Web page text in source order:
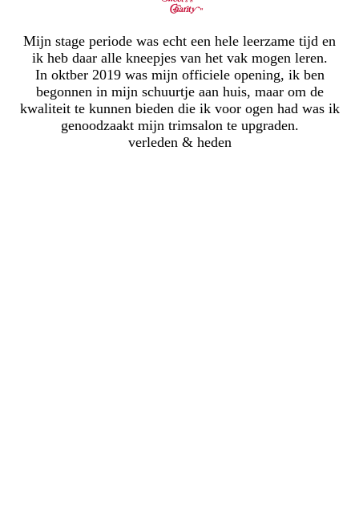
Mijn stage periode was echt een hele leerzame tijd en
ik heb daar alle kneepjes van het vak mogen leren.
In oktber 2019 was mijn officiele opening, ik ben
begonnen in mijn schuurtje aan huis, maar om de
kwaliteit te kunnen bieden die ik voor ogen had was ik
genoodzaakt mijn trimsalon te upgraden.
verleden & heden